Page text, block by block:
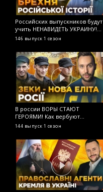
Российских выпускников будут
учить НЕНАВИДЕТЬ УКРАИНУ!
Новая история для старших
146 выпуск 1 сезон
В россии ВОРЫ СТАЮТ
ГЕРОЯМИ! Как вербуют
заключенных в армию рф?
144 выпуск 1 сезон